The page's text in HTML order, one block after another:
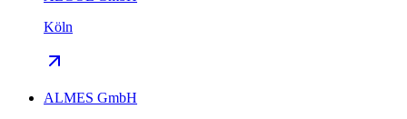
Köln
ALMES GmbH